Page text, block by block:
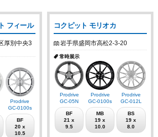
フィール
厚別中央3
Prodrive
GC-0100s
BF
20 x
10.5
コクピット モリオカ
岩手県盛岡市高松2-3-20
常時展示
Prodrive
GC-05N
BF
21 x
9.5
Prodrive
GC-0100s
MB
19 x
10.0
Prodrive
GC-012L
BS
19 x
8.0